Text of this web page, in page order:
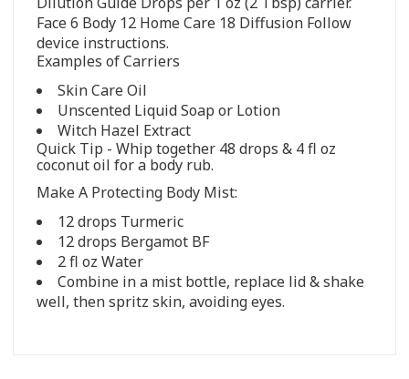
Face 6 Body 12 Home Care 18 Diffusion Follow
device instructions.
Examples of Carriers
Skin Care Oil
Unscented Liquid Soap or Lotion
Witch Hazel Extract
Quick Tip - Whip together 48 drops & 4 fl oz
coconut oil for a body rub.
Make A Protecting Body Mist:
12 drops Turmeric
12 drops Bergamot BF
2 fl oz Water
Combine in a mist bottle, replace lid & shake
well, then spritz skin, avoiding eyes.